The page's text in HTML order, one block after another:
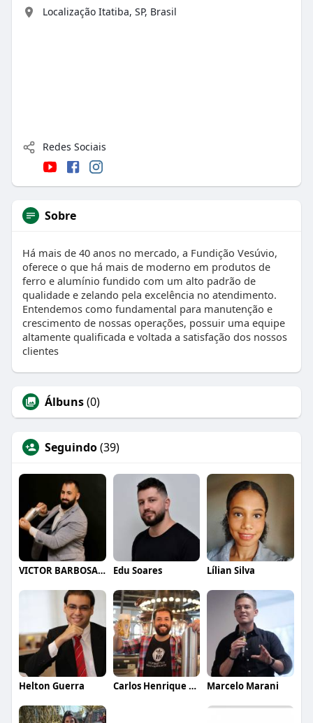
Localização Itatiba, SP, Brasil
Redes Sociais
Sobre
Há mais de 40 anos no mercado, a Fundição Vesúvio,
oferece o que há mais de moderno em produtos de
ferro e alumínio fundido com um alto padrão de
qualidade e zelando pela excelência no atendimento.
Entendemos como fundamental para manutenção e
crescimento de nossas operações, possuir uma equipe
altamente qualificada e voltada a satisfação dos nossos
clientes
Álbuns(0)
Seguindo(39)
VICTOR BARBOSA QUARANTA Edu Soares Lílian Silva
Helton Guerra Carlos Henrique de Faria Vasconcelos Marcelo Marani